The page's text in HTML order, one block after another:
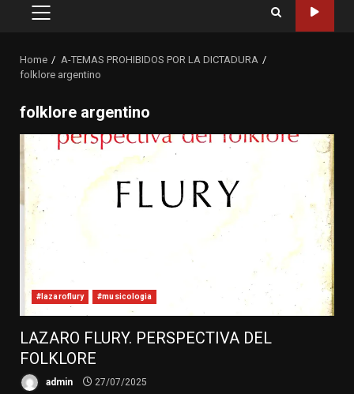
Primary
Home
A-TEMAS PROHIBIDOS POR LA DICTADURA
folklore argentino
folklore argentino
#lazaroflury #musicologia
LAZARO FLURY. PERSPECTIVA DEL
FOLKLORE
admin 27/07/2025